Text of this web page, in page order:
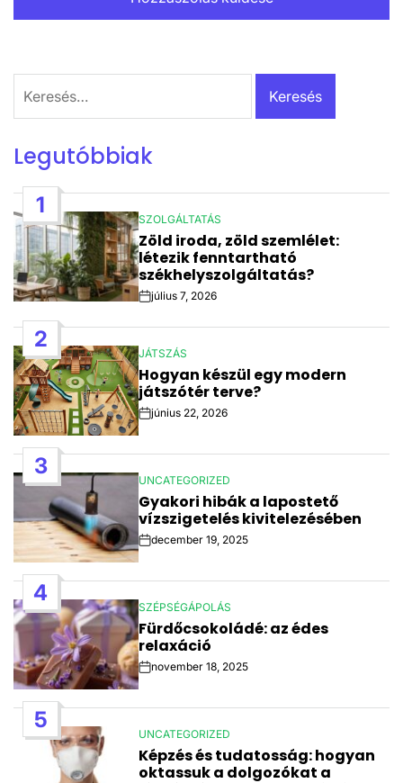
Legutóbbiak
1
POSTED
IN
SZOLGÁLTATÁS
Zöld iroda, zöld szemlélet:
létezik fenntartható
székhelyszolgáltatás?
Postjúlius 7, 2026
2
POSTED
IN
JÁTSZÁS
Hogyan készül egy modern
játszótér terve?
Post
Date
június 22, 2026
3
POSTED
IN
UNCATEGORIZED
Gyakori hibák a lapostető
vízszigetelés kivitelezésében
Post
Date
december 19, 2025
4
POSTED
IN
SZÉPSÉGÁPOLÁS
Fürdőcsokoládé: az édes
relaxáció
Post
Date
november 18, 2025
5
POSTED
IN
UNCATEGORIZED
Képzés és tudatosság: hogyan
oktassuk a dolgozókat a